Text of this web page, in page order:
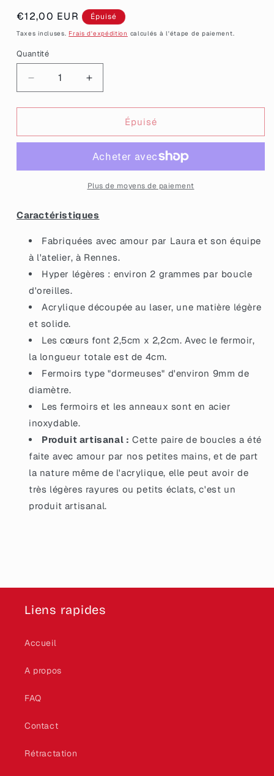
Prix
habituel
€12,00 EUR Épuisé
Taxes incluses. Frais d'expédition calculés à l'étape de paiement.
Quantité
Quantité
Réduire
la
quantité
Petites
d&#39;oreilles
coeurs
acrylique
avec
paillettes
dorées
Augmenter
la
quantité
Petites
d&#39;oreilles
coeurs
pendantes
acrylique
avec
paillettes
dorées
Épuisé
Plus de moyens de paiement
Caractéristiques
Fabriquées avec amour par Laura et son équipe
à l'atelier, à Rennes.
Hyper légères : environ 2 grammes par boucle
d'oreilles.
Acrylique découpée au laser, une matière légère
et solide.
Les cœurs font 2,5cm x 2,2cm. Avec le fermoir,
la longueur totale est de 4cm.
Fermoirs type "dormeuses" d'environ 9mm de
diamètre.
Les fermoirs et les anneaux sont en acier
inoxydable.
Produit artisanal : Cette paire de boucles a été
faite avec amour par nos petites mains, et de part
la nature même de l'acrylique, elle peut avoir de
très légères rayures ou petits éclats, c'est un
produit artisanal.
Liens rapides
Accueil
A propos
FAQ
Contact
Rétractation